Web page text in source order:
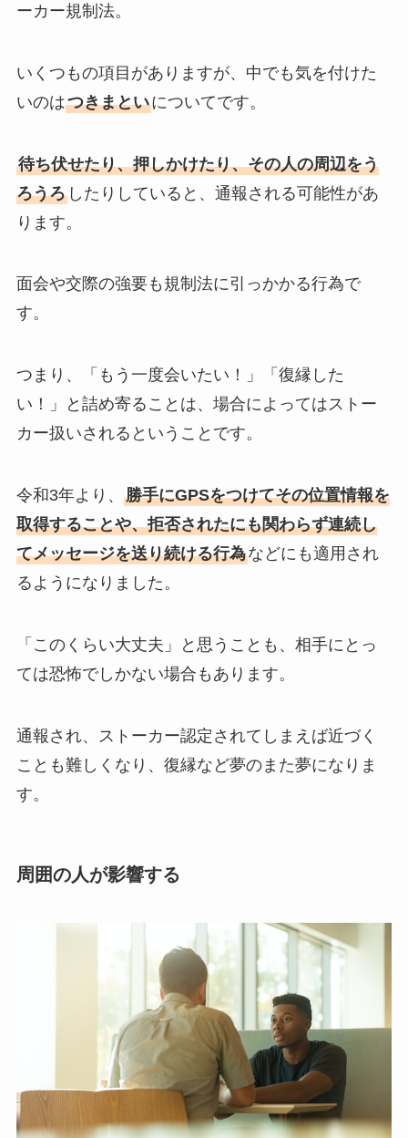
ーカー規制法。
いくつもの項目がありますが、中でも気を付けた
いのはつきまといについてです。
待ち伏せたり、押しかけたり、その人の周辺をう
ろうろしたりしていると、通報される可能性があ
ります。
面会や交際の強要も規制法に引っかかる行為で
す。
つまり、「もう一度会いたい！」「復縁した
い！」と詰め寄ることは、場合によってはストー
カー扱いされるということです。
令和3年より、 勝手にGPSをつけてその位置情報を
取得することや、拒否されたにも関わらず連続し
てメッセージを送り続ける行為などにも適用され
るようになりました。
「このくらい大丈夫」と思うことも、相手にとっ
ては恐怖でしかない場合もあります。
通報され、ストーカー認定されてしまえば近づく
ことも難しくなり、復縁など夢のまた夢になりま
す。
周囲の人が影響する